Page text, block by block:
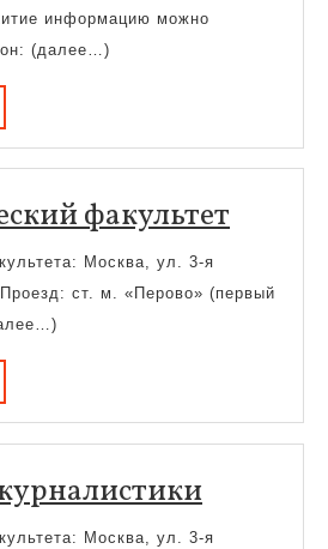
информацию можно
(далее…)
факультет
Москва, ул. 3-я
ст. м. «Перово» (первый
Москва, ул. 3-я